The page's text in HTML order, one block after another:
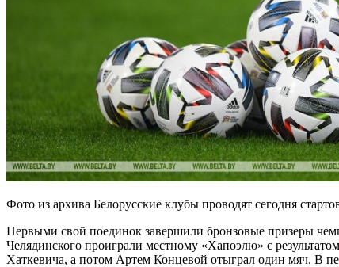
Фото из архива Белорусские клубы проводят сегодня
Первыми свой поединок завершили бронзовые призеры
Челядинского проиграли местному «Хапоэлю» с
Хаткевича, а потом Артем Концевой отыграл один мяч. В